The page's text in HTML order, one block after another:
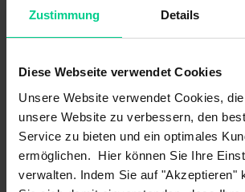
Zustimmung Details
Diese Webseite verwendet Cookies
Unsere Website verwendet Cookies,
unsere Website zu verbessern, den
Service zu bieten und ein optimales
ermöglichen. Hier können Sie Ihre
verwalten. Indem Sie auf "Akzeptieren"
Kontrollausgang:
Sicherheitsausgang:
Schaltstrom max. je Kanal:
Schutzklasse:
Sicherung Betriebsspannung: